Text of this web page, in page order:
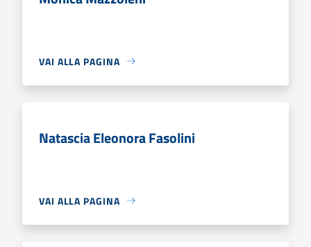
VAI ALLA PAGINA
Natascia Eleonora Fasolini
VAI ALLA PAGINA